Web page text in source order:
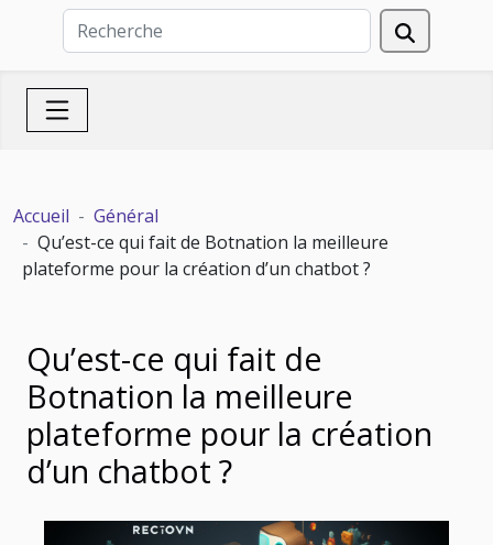
Accueil
Général
Qu’est-ce qui fait de Botnation la meilleure
plateforme pour la création d’un chatbot ?
Qu’est-ce qui fait de
Botnation la meilleure
plateforme pour la création
d’un chatbot ?